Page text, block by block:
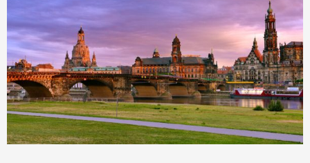
クルーズ
名画鑑賞
お花・紅葉
鉄道の旅
ハイキング・トレッキング
専任ガイド・講師同行の旅
1名様からの旅
ラ・プルミエール（エールフランス
航空）